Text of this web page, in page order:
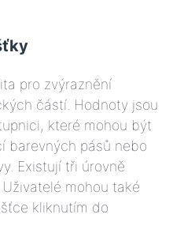
pro zvýraznění
částí. Hodnoty jsou
které mohou být
barevných pásů nebo
Existují tři úrovně
mohou také
kliknutím do